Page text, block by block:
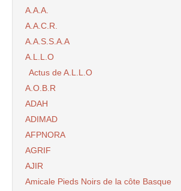
A.A.A.
A.A.C.R.
A.A.S.S.A.A
A.L.L.O
Actus de A.L.L.O
A.O.B.R
ADAH
ADIMAD
AFPNORA
AGRIF
AJIR
Amicale Pieds Noirs de la côte Basque